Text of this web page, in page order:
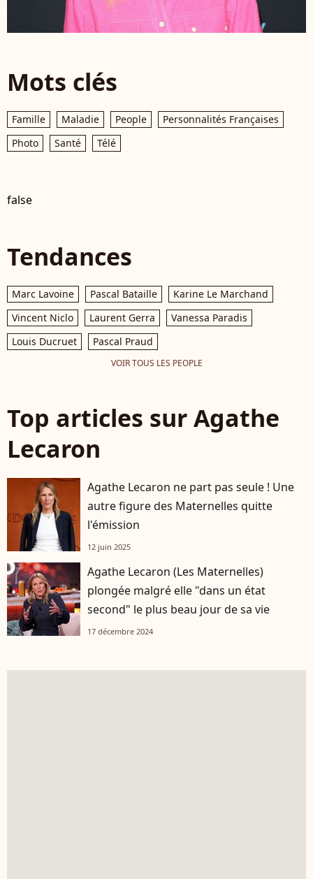
Mots clés
Famille Maladie People
Personnalités Françaises
Photo
Santé Télé
false
Tendances
Marc Lavoine Pascal Bataille
Karine Le Marchand
Vincent Niclo
Laurent Gerra
Vanessa Paradis
Louis Ducruet
Pascal Praud
VOIR TOUS LES PEOPLE
Top articles sur Agathe
Lecaron
Agathe Lecaron ne part pas seule ! Une
autre figure des Maternelles quitte
l'émission
12 juin 2025
Agathe Lecaron (Les Maternelles)
plongée malgré elle "dans un état
second" le plus beau jour de sa vie
17 décembre 2024